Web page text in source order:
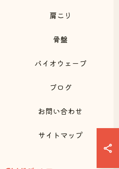
肩こり
骨盤
バイオウェーブ
ブログ
お問い合わせ
サイトマップ